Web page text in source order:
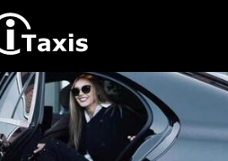
Recherche
Calcul de tarif
conventionnés